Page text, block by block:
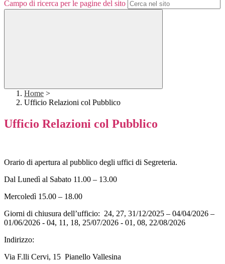
Campo di ricerca per le pagine del sito
Home >
Ufficio Relazioni col Pubblico
Ufficio Relazioni col Pubblico
Orario di apertura al pubblico degli uffici di Segreteria.
Dal Lunedì al Sabato 11.00 – 13.00
Mercoledì 15.00 – 18.00
Giorni di chiusura dell’ufficio: 24, 27, 31/12/2025 – 04/04/2026 –
01/06/2026 - 04, 11, 18, 25/07/2026 - 01, 08, 22/08/2026
Indirizzo:
Via F.lli Cervi, 15 Pianello Vallesina